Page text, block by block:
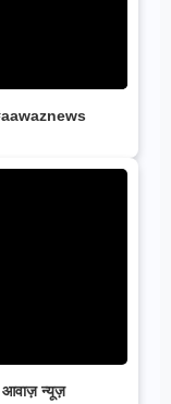
आवाज़ न्यूज़